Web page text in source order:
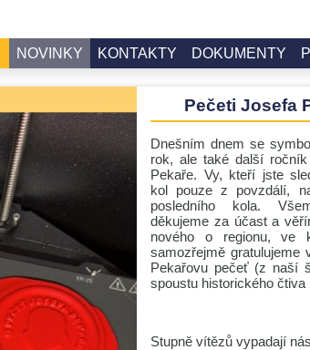
NOVINKY KONTAKTY DOKUMENTY
Pečeti Josefa
Dnešním dnem se
rok, ale také další
Pekaře. Vy, kteří jste
kol pouze z povzdálí,
posledního kola.
děkujeme za účast a
nového o regionu, ve
samozřejmě
Pekařovu pečeť (z naší
spoustu historického čtiva
Stupně vítězů vypadají